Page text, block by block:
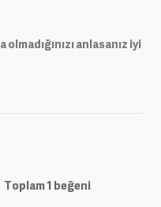
anlasanız iyi
Toplam1 beğeni